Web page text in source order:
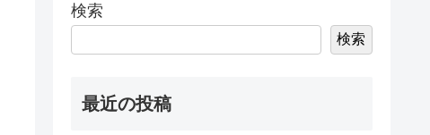
検索
検索
最近の投稿